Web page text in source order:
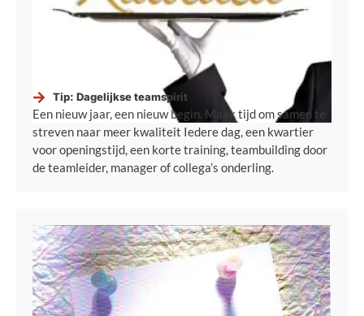
Tip: Dagelijkse teamspirit
Een nieuw jaar, een nieuw begin. Maak tijd om samen te
streven naar meer kwaliteit Iedere dag, een kwartier
voor openingstijd, een korte training, teambuilding door
de teamleider, manager of collega’s onderling.